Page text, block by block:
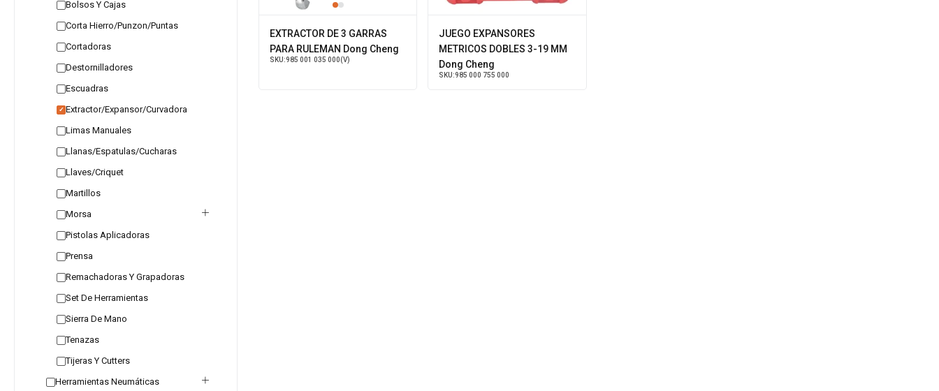
Bolsos Y Cajas
Corta Hierro/Punzon/Puntas
Cortadoras
Destornilladores
Escuadras
✓ Extractor/Expansor/Curvadora
Limas Manuales
Llanas/Espatulas/Cucharas
Llaves/Criquet
Martillos
Morsa
Pistolas Aplicadoras
Prensa
Remachadoras Y Grapadoras
Set De Herramientas
Sierra De Mano
Tenazas
Tijeras Y Cutters
Herramientas Neumáticas
EXTRACTOR DE 3 GARRAS
PARA RULEMAN Dong Cheng
SKU:985 001 035 000(V)
JUEGO EXPANSORES
METRICOS DOBLES 3-19 MM
Dong Cheng
SKU:985 000 755 000